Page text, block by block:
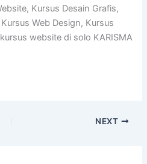
Kursus Desain Grafis,
Web Design, Kursus
website di solo KARISMA
NEXT